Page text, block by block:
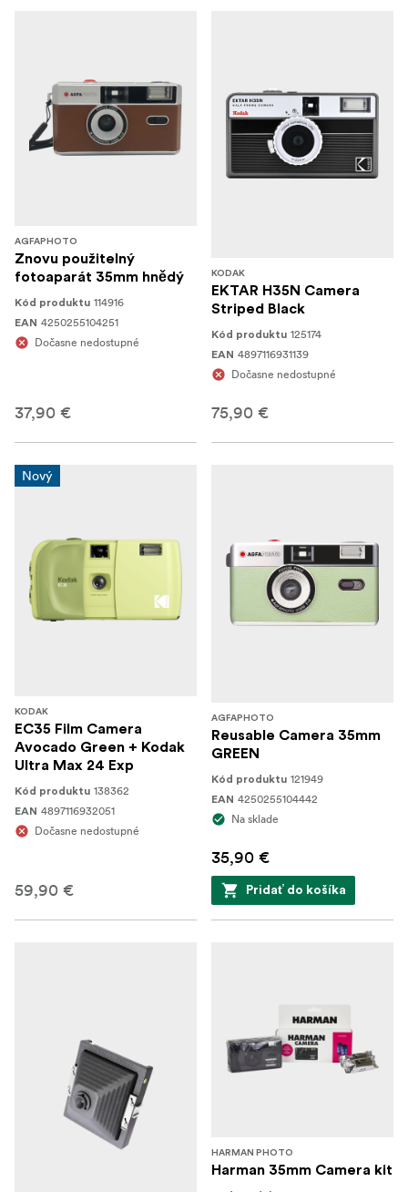
AGFAPHOTO
Znovu použitelný
fotoaparát 35mm hnědý
Kód produktu 114916
EAN 4250255104251
Dočasne nedostupné
37,90 €
KODAK
EKTAR H35N Camera
Striped Black
Kód produktu 125174
EAN 4897116931139
Dočasne nedostupné
75,90 €
Nový
KODAK
EC35 Film Camera
Avocado Green + Kodak
Ultra Max 24 Exp
Kód produktu 138362
EAN 4897116932051
Dočasne nedostupné
59,90 €
AGFAPHOTO
Reusable Camera 35mm
GREEN
Kód produktu 121949
EAN 4250255104442
Na sklade
35,90 €
Pridať do košíka
HARMAN PHOTO
Harman 35mm Camera kit